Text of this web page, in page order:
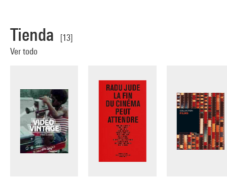
Tienda
[13]
Ver todo